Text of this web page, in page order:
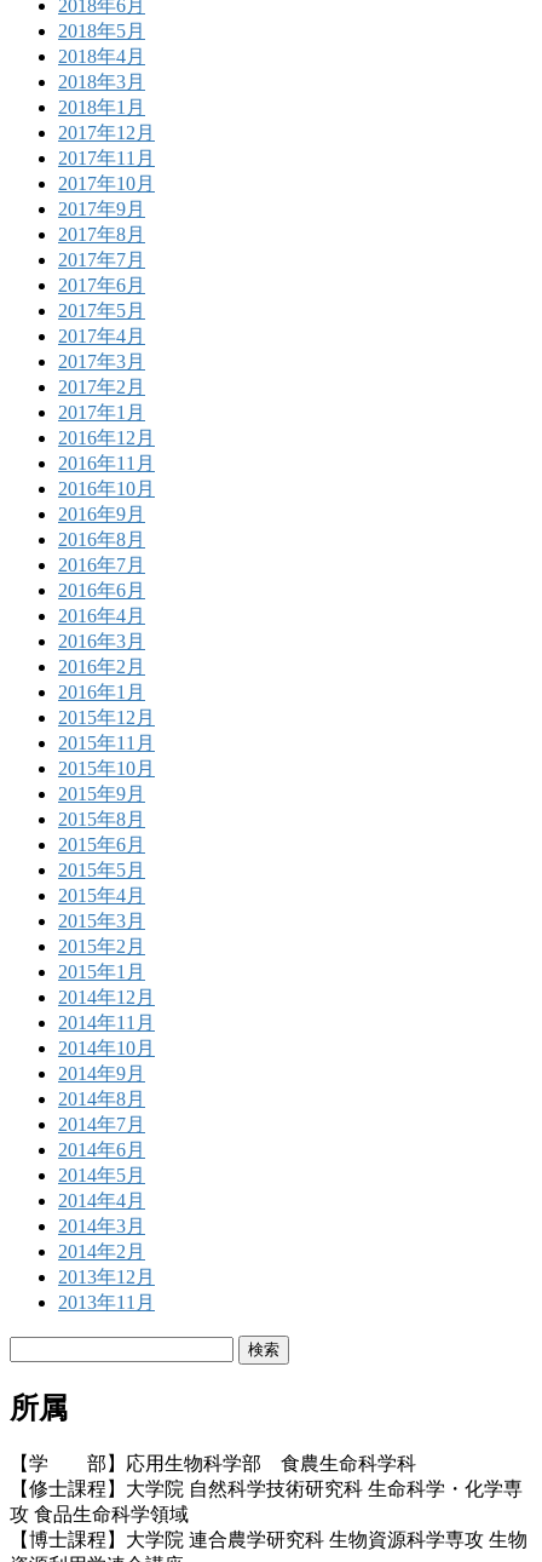
2018年6月
2018年5月
2018年4月
2018年3月
2018年1月
2017年12月
2017年11月
2017年10月
2017年9月
2017年8月
2017年7月
2017年6月
2017年5月
2017年4月
2017年3月
2017年2月
2017年1月
2016年12月
2016年11月
2016年10月
2016年9月
2016年8月
2016年7月
2016年6月
2016年4月
2016年3月
2016年2月
2016年1月
2015年12月
2015年11月
2015年10月
2015年9月
2015年8月
2015年6月
2015年5月
2015年4月
2015年3月
2015年2月
2015年1月
2014年12月
2014年11月
2014年10月
2014年9月
2014年8月
2014年7月
2014年6月
2014年5月
2014年4月
2014年3月
2014年2月
2013年12月
2013年11月
所属
【学 部】応用生物科学部 食農生命科学科
【修士課程】大学院 自然科学技術研究科 生命科学・化学専
攻 食品生命科学領域
【博士課程】大学院 連合農学研究科 生物資源科学専攻 生物